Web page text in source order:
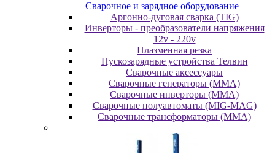
Cвapoчнoe и зарядное оборудование
Аргонно-дуговая сварка (TIG)
Инверторы - преобразователи напряжения
12v - 220v
Плазменная резка
Пускозарядные устройства Телвин
Сварочные аксессуары
Сварочные генераторы (MMA)
Сварочные инверторы (MMA)
Сварочные полуавтоматы (MIG-MAG)
Сварочные трансформаторы (MMA)